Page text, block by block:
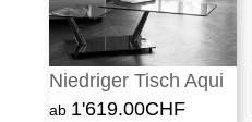
Niedriger Tisch Aqui
1'619.00CHF